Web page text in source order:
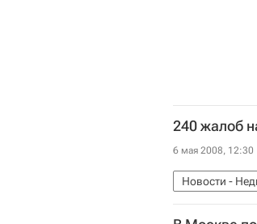
240 жалоб
6 мая 2008, 12:30
Новости -